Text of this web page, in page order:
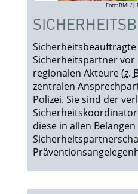
Foto: BMI /
Sicherheitspartner vor
regionalen Akteure (z.
zentralen
Polizei. Sie sind der
diese in allen